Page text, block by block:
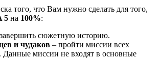
того, что Вам нужно сделать для того,
5 на 100%:
сюжетную историю.
и чудаков – пройти миссии всех
Данные миссии не входят в основные